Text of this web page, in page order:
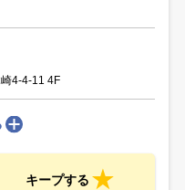
4-4-11 4F
キープする